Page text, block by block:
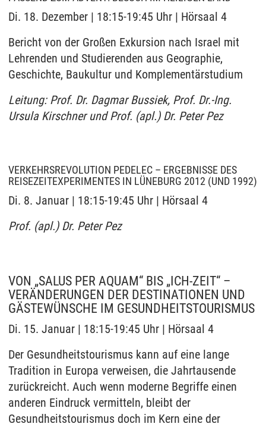
Di. 18. Dezember | 18:15-19:45 Uhr | Hörsaal 4
Bericht von der Großen Exkursion nach Israel mit
Lehrenden und Studierenden aus Geographie,
Geschichte, Baukultur und Komplementärstudium
Leitung: Prof. Dr. Dagmar Bussiek, Prof. Dr.-Ing.
Ursula Kirschner und Prof. (apl.) Dr. Peter Pez
VERKEHRSREVOLUTION PEDELEC – ERGEBNISSE DES
REISEZEITEXPERIMENTES IN LÜNEBURG 2012 (UND 1992)
Di. 8. Januar | 18:15-19:45 Uhr | Hörsaal 4
Prof. (apl.) Dr. Peter Pez
VON „SALUS PER AQUAM“ BIS „ICH-ZEIT“ –
VERÄNDERUNGEN DER DESTINATIONEN UND
GÄSTEWÜNSCHE IM GESUNDHEITSTOURISMUS
Di. 15. Januar | 18:15-19:45 Uhr | Hörsaal 4
Der Gesundheitstourismus kann auf eine lange
Tradition in Europa verweisen, die Jahrtausende
zurückreicht. Auch wenn moderne Begriffe einen
anderen Eindruck vermitteln, bleibt der
Gesundheitstourismus doch im Kern eine der